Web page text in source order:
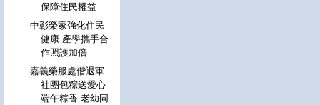
保障住民權益
中彰榮家強化住民
健康 產學攜手合
作照護加倍
嘉義榮服處偕退軍
社團包粽送愛心
端午粽香 老幼同